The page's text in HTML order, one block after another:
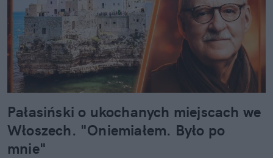
Pałasiński o ukochanych miejscach we
Włoszech. "Oniemiałem. Było po
mnie"